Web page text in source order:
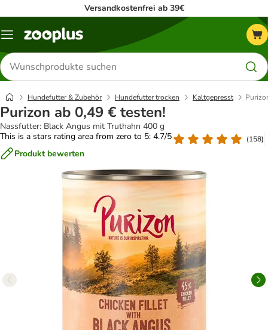
Versandkostenfrei ab 39€
Menü
Produkte
suchen
Hundefutter & Zubehör Hundefutter trocken Kaltgepresst
Purizon ab 0,49 € testen!
Nassfutter: Black Angus mit Truthahn 400 g
This is a stars rating area from zero to 5: 4.7/5
(158)
Produkt bewerten